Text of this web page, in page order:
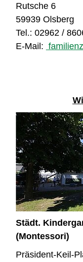
Rutsche 6
59939 Olsberg
Tel.: 02962 /
E-Mail:
Städt.
(Montessori)
Präsident-Keil-